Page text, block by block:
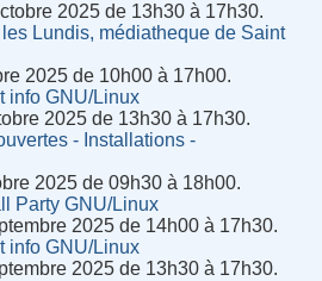
2025 de 13h30 à 17h30.
les Lundis, médiatheque de Saint
2025 de 10h00 à 17h00.
info GNU/Linux
2025 de 13h30 à 17h30.
- Installations -
2025 de 09h30 à 18h00.
Party GNU/Linux
2025 de 14h00 à 17h30.
info GNU/Linux
2025 de 13h30 à 17h30.